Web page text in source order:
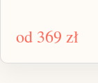
od 369 zł